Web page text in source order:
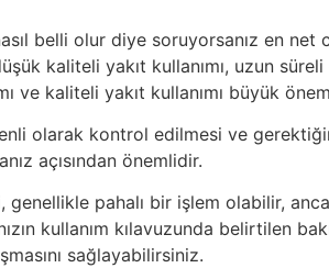
belli olur diye soruyorsanız en
kaliteli yakıt kullanımı, uzun
ve kaliteli yakıt kullanımı büyük
olarak kontrol edilmesi ve
açısından önemlidir.
pahalı bir işlem olabilir,
kullanım kılavuzunda belirtilen
sağlayabilirsiniz.